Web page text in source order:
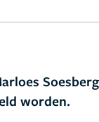
worden.